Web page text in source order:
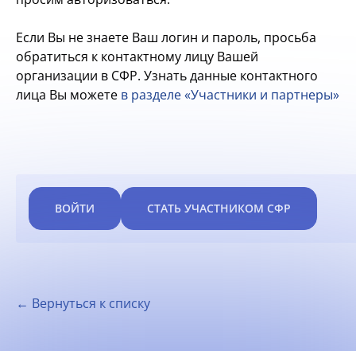
Если Вы не знаете Ваш логин и пароль, просьба
обратиться к контактному лицу Вашей
организации в СФР. Узнать данные контактного
лица Вы можете в разделе «Участники и партнеры»
ВОЙТИ СТАТЬ УЧАСТНИКОМ СФР
← Вернуться к списку